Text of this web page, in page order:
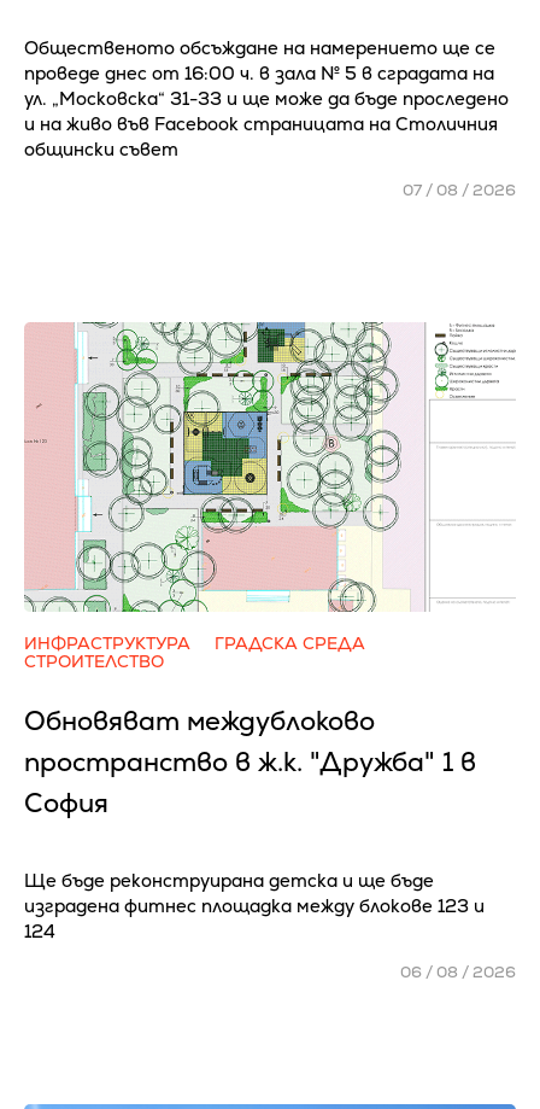
Общественото обсъждане на намерението ще се
проведе днес от 16:00 ч. в зала № 5 в сградата на
ул. „Московска“ 31-33 и ще може да бъде проследено
и на живо във Facebook страницата на Столичния
общински съвет
07 / 08 / 2026
ИНФРАСТРУКТУРА
ГРАДСКА СРЕДА
СТРОИТЕЛСТВО
Обновяват междублоково
пространство в ж.к. "Дружба" 1 в
София
Ще бъде реконструирана детска и ще бъде
изградена фитнес площадка между блокове 123 и
124
06 / 08 / 2026